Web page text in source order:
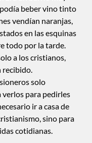
beber vino tinto
vendían naranjas,
en las esquinas
todo por la tarde.
a los cristianos,
recibido.
solo
verlos para pedirles
ir a casa de
sino para
cotidianas.